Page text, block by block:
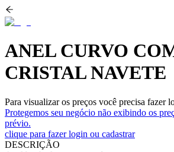
ANEL CURVO
CRISTAL NAVETE
Para visualizar os preços você precisa fazer
Protegemos seu negócio não exibindo os
prévio.
clique para fazer login ou cadastrar
DESCRIÇÃO